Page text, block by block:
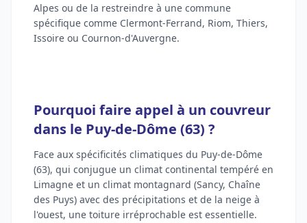
Alpes ou de la restreindre à une commune
spécifique comme Clermont-Ferrand, Riom, Thiers,
Issoire ou Cournon-d'Auvergne.
Pourquoi faire appel à un couvreur
dans le Puy-de-Dôme (63) ?
Face aux spécificités climatiques du Puy-de-Dôme
(63), qui conjugue un climat continental tempéré en
Limagne et un climat montagnard (Sancy, Chaîne
des Puys) avec des précipitations et de la neige à
l'ouest, une toiture irréprochable est essentielle.